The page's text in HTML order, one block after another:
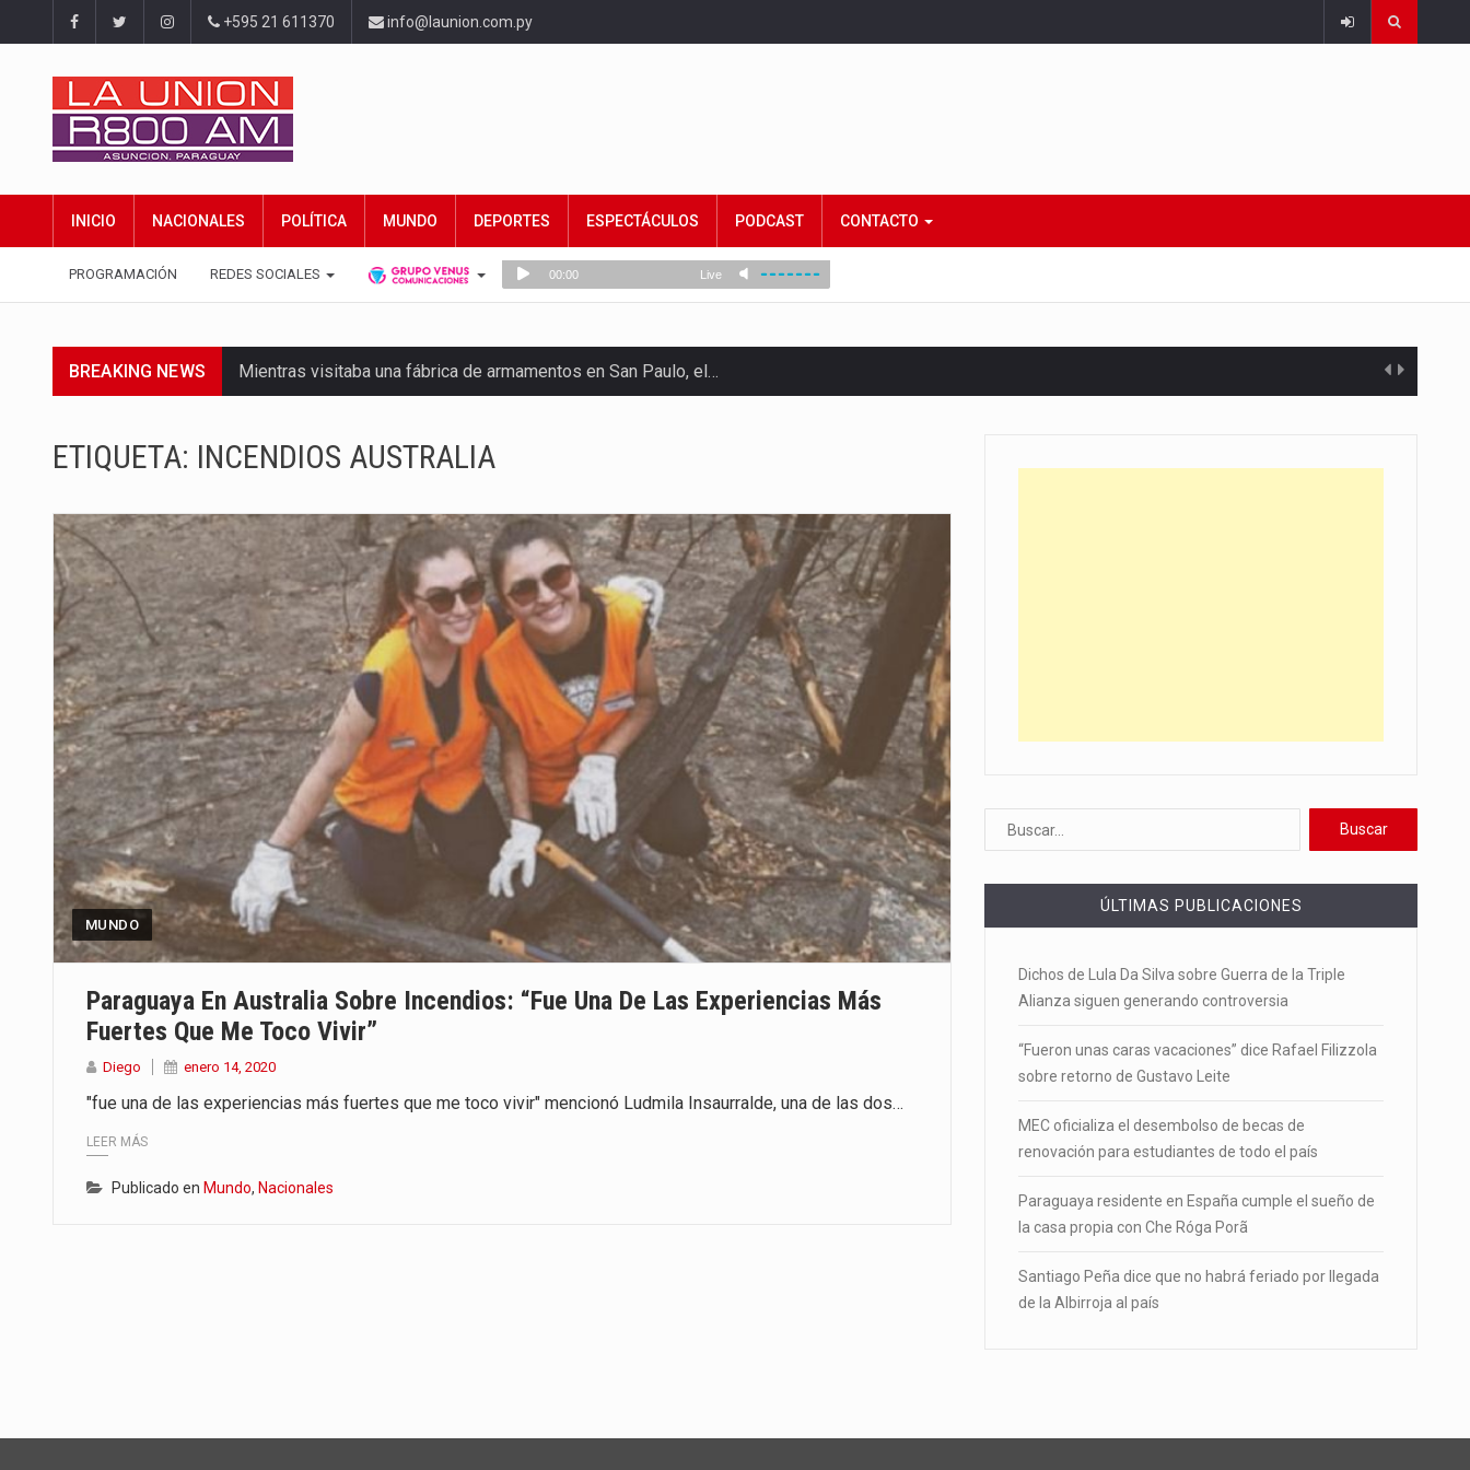
+595 21 611370 info@launion.com.py
INICIO NACIONALES POLÍTICA MUNDO DEPORTES ESPECTÁCULOS PODCAST CONTACTO
PROGRAMACIÓN REDES SOCIALES
BREAKING NEWS Mientras visitaba una fábrica de armamentos en San Paulo, el…
El Ministerio de Educación y Ciencias (MEC) ha confirmado la…
Para Tania, una paraguaya de 33 años que reside en…
El presidente de la República se encontraba en el aeropuerto…
Una familia atravesó momentos de extrema tensión durante la madrugada…
Fretes se refirió concretamente al recorrido que realizó este jueves…
“La situación no está tan mala en el Ministerio de…
El amanecer de este miércoles se caracteriza por un ambiente…
Hace casi dos meses que Rivas dejó el Senado y,…
ETIQUETA: INCENDIOS AUSTRALIA
MUNDO
Paraguaya En Australia Sobre Incendios: “fue Una De Las Experiencias Más
Fuertes Que Me Toco Vivir”
Diego enero 14, 2020
"fue una de las experiencias más fuertes que me toco vivir" mencionó Ludmila Insaurralde, una de las dos…
LEER MÁS
Publicado en Mundo, Nacionales
ÚLTIMAS PUBLICACIONES
Dichos de Lula Da Silva sobre Guerra de la Triple
Alianza siguen generando controversia
“Fueron unas caras vacaciones” dice Rafael Filizzola
sobre retorno de Gustavo Leite
MEC oficializa el desembolso de becas de
renovación para estudiantes de todo el país
Paraguaya residente en España cumple el sueño de
la casa propia con Che Róga Porã
Santiago Peña dice que no habrá feriado por llegada
de la Albirroja al país